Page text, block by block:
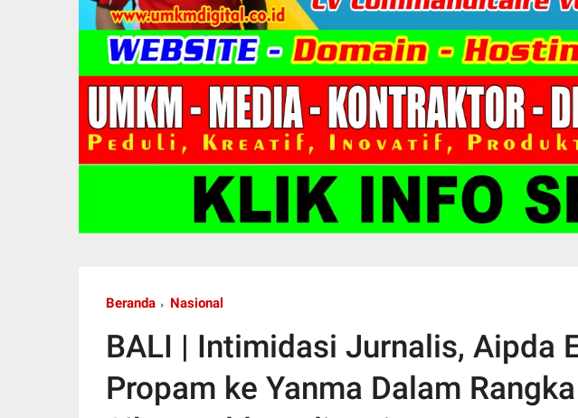
Beranda Nasional
BALI | Intimidasi Jurnalis, Aipda
Propam ke Yanma Dalam